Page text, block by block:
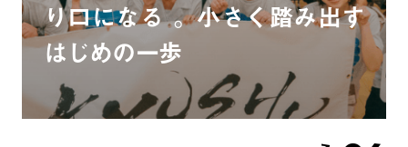
り口になる 。小さく踏み出す
はじめの一歩